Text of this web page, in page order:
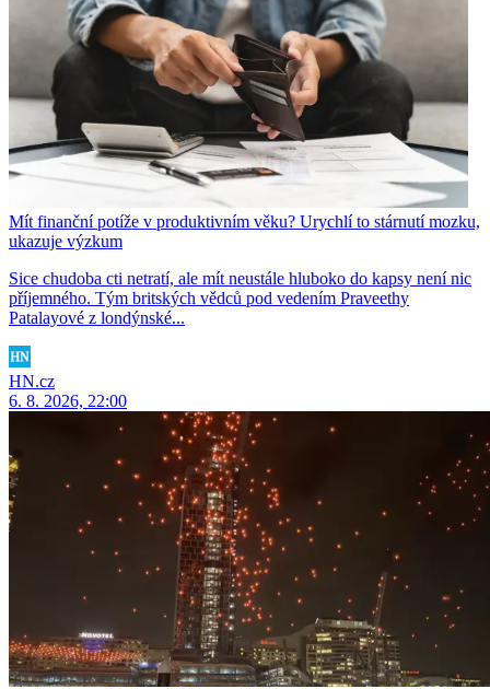
Mít finanční potíže v produktivním věku? Urychlí to stárnutí mozku,
ukazuje výzkum
Sice chudoba cti netratí, ale mít neustále hluboko do kapsy není nic
příjemného. Tým britských vědců pod vedením Praveethy
Patalayové z londýnské...
HN.cz
6. 8. 2026, 22:00